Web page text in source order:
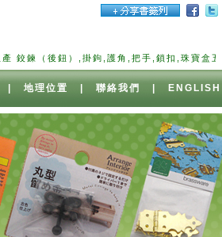
鍊（後鈕）,掛鉤,護角,把手,鎖扣,珠寶盒五金,
地理位置 聯絡我們 ENGLISH